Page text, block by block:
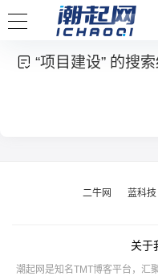
“项目建设” 的搜
二牛网 蓝科技
关于
潮起网是知名TMT博客平台，汇